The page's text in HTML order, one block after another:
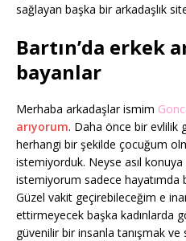
sağlayan başka bir arkadaşlık
Bartın’da erkek
bayanlar
Merhaba arkadaşlar ismim
arıyorum. Daha önce bir evlilik
herhangi bir şekilde çocuğum
istemiyorduk. Neyse asıl
istemiyorum sadece hayatımda
Güzel vakit geçirebileceğim e
ettirmeyecek başka kadınlarda
güvenilir bir insanla tanışmak